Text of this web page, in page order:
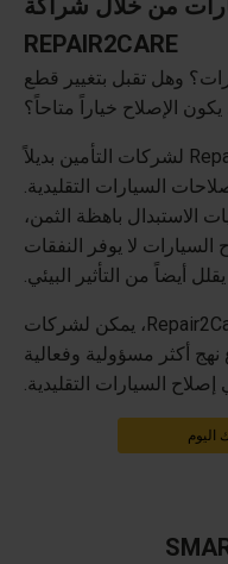
من خلال شراكة
REPAIR2CARE
وهل تقبل بتغيير قطع
يكون الإصلاح خياراً متاحاً؟
توفر الشراكة مع شركة Repair2Care لشركات التأمين بديلاً
السيارات التقليدية.
الاستبدال باهظة الثمن،
السيارات لا يوفر النفقات
أيضاً من التأثير البيئي.
من خلال التعاون مع شركة Repair2Care، يمكن لشركات
نهج أكثر مسؤولية وفعالية
إصلاح السيارات التقليدية.
اليوم